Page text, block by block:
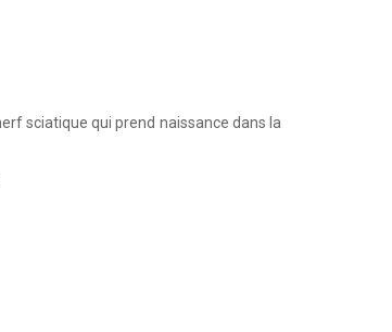
sciatique qui prend naissance dans la